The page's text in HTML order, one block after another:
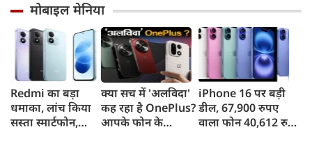
का बड़ा वार, सीनेट में
बिल पास
भारत पर 100%
टैरिफ का खतरा;
Gen Z पर कंगना का
यू-टर्न
लोगों
रहीं
मोबाइल मेनिया
Redmi का बड़ा
धमाका, लांच किया
सस्ता स्मार्टफोन,
क्या सच में 'अलविदा'
कह रहा है OnePlus?
आपके फोन के
iPhone 16 पर बड़ी
डील, 67,900 रुपए
वाला फोन 40,612 रुपए